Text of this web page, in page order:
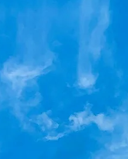
スポーツと健
好循環を生む